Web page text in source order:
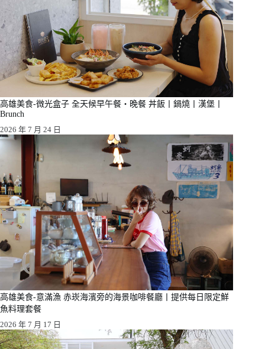
高雄美食-微光盒子 全天候早午餐・晚餐 丼飯丨鍋燒丨漢堡丨
Brunch
2026 年 7 月 24 日
高雄美食-意滿漁 赤崁海濱旁的海景咖啡餐廳丨提供每日限定鮮
魚料理套餐
2026 年 7 月 17 日